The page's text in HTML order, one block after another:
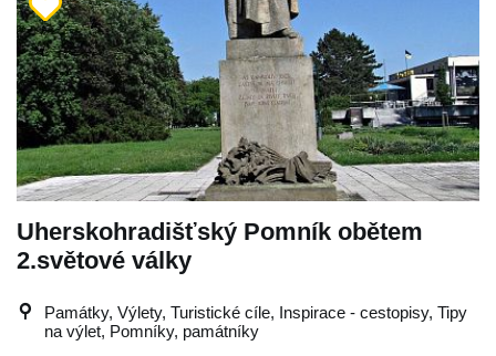
Uherskohradišťský Pomník obětem
2.světové války
Památky, Výlety, Turistické cíle, Inspirace - cestopisy, Tipy
na výlet, Pomníky, památníky